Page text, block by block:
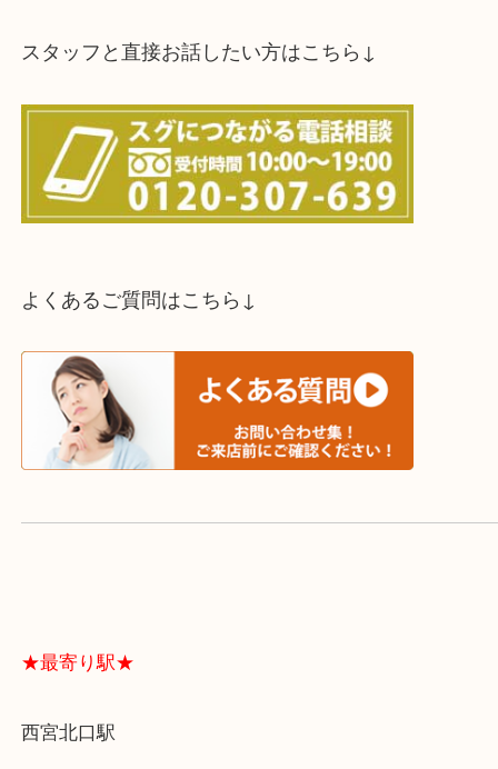
スタッフと直接お話したい方はこちら↓